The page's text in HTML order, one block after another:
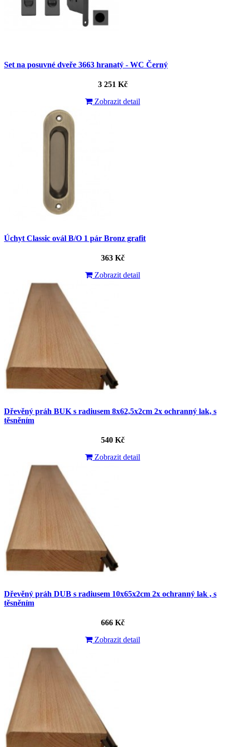
Set na posuvné dveře 3663 hranatý - WC Černý
3 251 Kč
Zobrazit detail
Úchyt Classic ovál B/O 1 pár Bronz grafit
363 Kč
Zobrazit detail
Dřevěný práh BUK s radiusem 8x62,5x2cm 2x ochranný lak, s
těsněním
540 Kč
Zobrazit detail
Dřevěný práh DUB s radiusem 10x65x2cm 2x ochranný lak , s
těsněním
666 Kč
Zobrazit detail